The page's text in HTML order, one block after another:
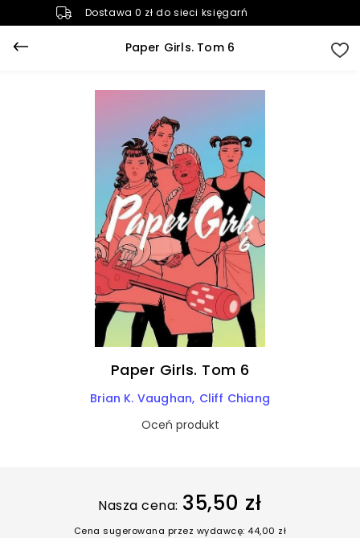
Dostawa 0 zł do sieci księgarń
Paper Girls. Tom 6
Paper Girls. Tom 6
Brian K. Vaughan Cliff Chiang
Oceń produkt
Nasza cena: 35,50 zł
Cena sugerowana przez wydawcę: 44,00 zł